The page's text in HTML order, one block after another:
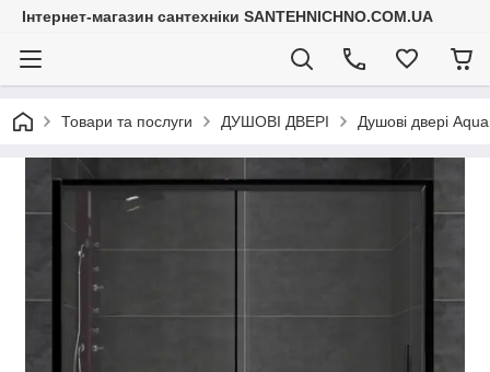
Інтернет-магазин сантехніки SANTEHNICHNO.COM.UA
Товари та послуги ДУШОВІ ДВЕРІ Душові двері